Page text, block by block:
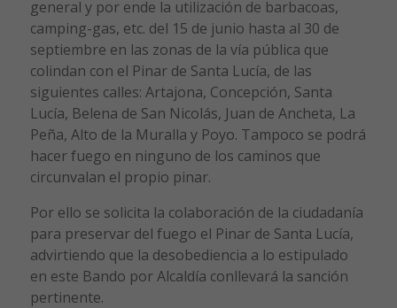
general y por ende la utilización de barbacoas,
camping-gas, etc. del 15 de junio hasta al 30 de
septiembre en las zonas de la vía pública que
colindan con el Pinar de Santa Lucía, de las
siguientes calles: Artajona, Concepción, Santa
Lucía, Belena de San Nicolás, Juan de Ancheta, La
Peña, Alto de la Muralla y Poyo. Tampoco se podrá
hacer fuego en ninguno de los caminos que
circunvalan el propio pinar.
Por ello se solicita la colaboración de la ciudadanía
para preservar del fuego el Pinar de Santa Lucía,
advirtiendo que la desobediencia a lo estipulado
en este Bando por Alcaldía conllevará la sanción
pertinente.